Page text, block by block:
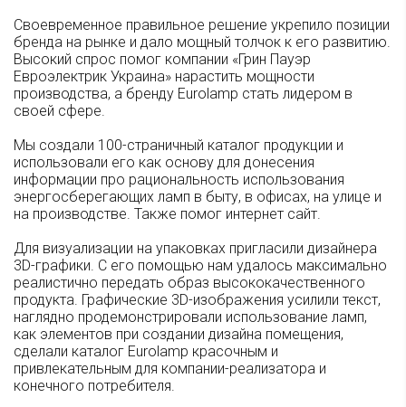
Своевременное правильное решение укрепило позиции
бренда на рынке и дало мощный толчок к его развитию.
Высокий спрос помог компании «Грин Пауэр
Евроэлектрик Украина» нарастить мощности
производства, а бренду Eurolamp стать лидером в
своей сфере.
Мы создали 100-страничный каталог продукции и
использовали его как основу для донесения
информации про рациональность использования
энергосберегающих ламп в быту, в офисах, на улице и
на производстве. Также помог интернет сайт.
Для визуализации на упаковках пригласили дизайнера
3D-графики. С его помощью нам удалось максимально
реалистично передать образ высококачественного
продукта. Графические 3D-изображения усилили текст,
наглядно продемонстрировали использование ламп,
как элементов при создании дизайна помещения,
сделали каталог Eurolamp красочным и
привлекательным для компании-реализатора и
конечного потребителя.